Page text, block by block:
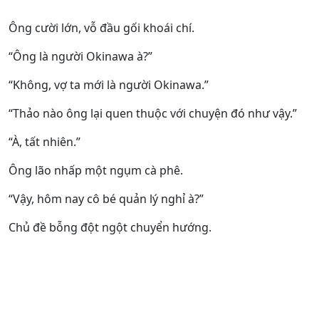
Ông cười lớn, vỗ đầu gối khoái chí.
“Ông là người Okinawa à?”
“Không, vợ ta mới là người Okinawa.”
“Thảo nào ông lại quen thuộc với chuyện đó như vậy.”
“À, tất nhiên.”
Ông lão nhấp một ngụm cà phê.
“Vậy, hôm nay cô bé quản lý nghỉ à?”
Chủ đề bỗng đột ngột chuyển hướng.